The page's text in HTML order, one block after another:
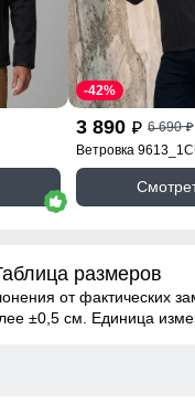
3 890 p 6 690p
-42%
Ветровка
размеров
от фактических
±0,5 см. Единица